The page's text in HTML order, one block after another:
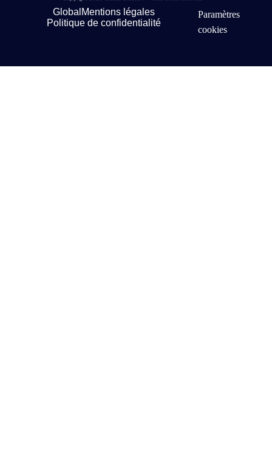
Global Mentions légales
Politique de confidentialité
Paramètres
cookies